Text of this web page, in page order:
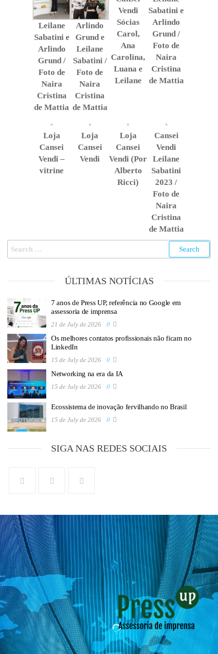
Leilane
Sabatini e
Arlindo
Grund /
Foto de
Naira
Cristina
de Mattia
Arlindo
Grund e
Leilane
Sabatini /
Foto de
Naira
Cristina
de Mattia
Vendi
Sócias
Carol,
Ana
Carolina,
Luana e
Leilane
Sabatini e
Arlindo
Grund /
Foto de
Naira
Cristina
de Mattia
Loja
Cansei
Vendi –
vitrine
Loja
Cansei
Vendi
Loja
Cansei
Vendi (Por
Alberto
Ricci)
Cansei
Vendi
Leilane
Sabatini
2023 /
Foto de
Naira
Cristina
de Mattia
ÚLTIMAS NOTÍCIAS
7 anos de Press UP, referência no Google em
assessoria de imprensa
21 de July de 2026 0
Os melhores contatos profissionais não ficam no
LinkedIn
15 de July de 2026 0
Networking na era da IA
15 de July de 2026 0
Ecossistema de inovação fervilhando no Brasil
15 de July de 2026 0
SIGA NAS REDES SOCIAIS